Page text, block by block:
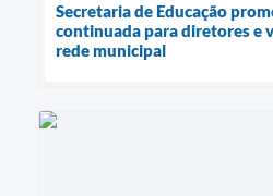
Secretaria de Educação
continuada para diretores e
rede municipal